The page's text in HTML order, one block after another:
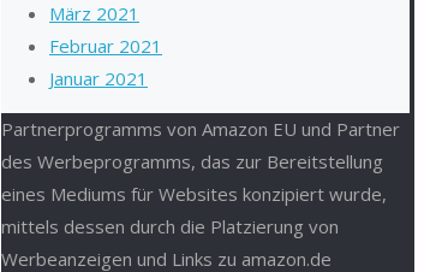
März 2021
Februar 2021
Januar 2021
Partnerprogramms von Amazon EU und Partner
des Werbeprogramms, das zur Bereitstellung
eines Mediums für Websites konzipiert wurde,
mittels dessen durch die Platzierung von
Werbeanzeigen und Links zu amazon.de